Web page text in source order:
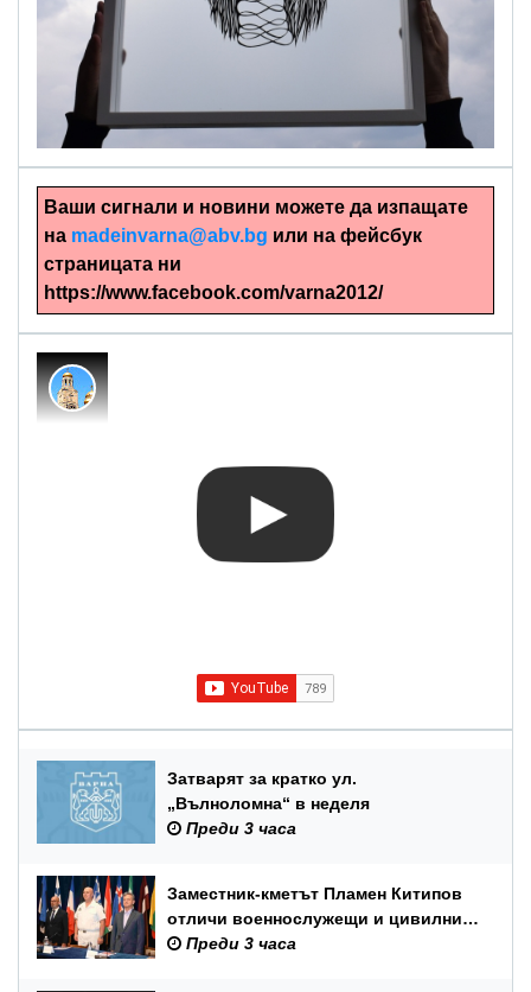
Ръчно изрязани картини
Ваши сигнали и новини можете да изпащате
на madeinvarna@abv.bg или на фейсбук
страницата ни
https://www.facebook.com/varna2012/
Затварят за кратко ул.
„Вълноломна“ в неделя
Преди 3 часа
Заместник-кметът Пламен Китипов
отличи военнослужещи и цивилни
служители по повод Празника на
Преди 3 часа